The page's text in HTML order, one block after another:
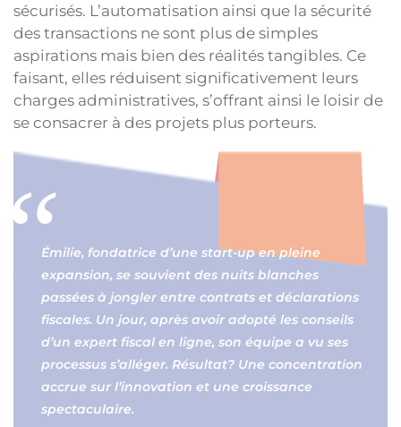
sécurisés. L’automatisation ainsi que la sécurité
des transactions ne sont plus de simples
aspirations mais bien des réalités tangibles. Ce
faisant, elles réduisent significativement leurs
charges administratives, s’offrant ainsi le loisir de
se consacrer à des projets plus porteurs.
Émilie, fondatrice d’une start-up en pleine
expansion, se souvient des nuits blanches
passées à jongler entre contrats et déclarations
fiscales. Un jour, après avoir adopté les conseils
d’un expert fiscal en ligne, son équipe a vu ses
processus s’alléger. Résultat? Une concentration
accrue sur l’innovation et une croissance
spectaculaire.